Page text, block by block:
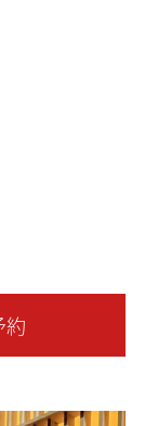
約